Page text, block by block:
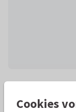
Schöne
Cookies